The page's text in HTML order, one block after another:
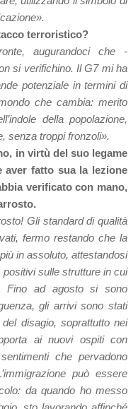
terroristico?
augurandoci che -
si verifichino. Il G7 mi ha
potenziale in termini di
che cambia: merito
della popolazione,
senza troppi fronzoli».
in virtù del suo legame
aver fatto sua la lezione
verificato con mano,
Gli standard di qualità
fermo restando che la
in assoluto, attestandosi
sulle strutture in cui
Fino ad agosto si sono
gli arrivi sono stati
disagio, soprattutto nei
ai nuovi ospiti con
che pervadono
può essere
da quando ho messo